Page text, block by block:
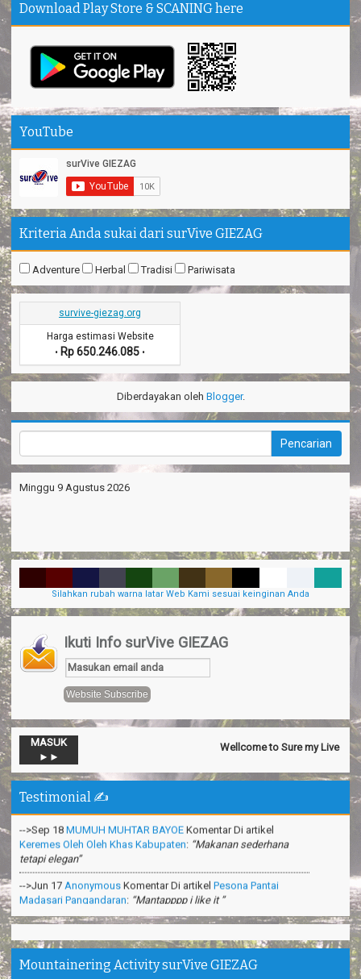
Download Play Store & SCANING here
YouTube
Kriteria Anda sukai dari surVive GIEZAG
Adventure Herbal Tradisi Pariwisata
survive-giezag.org
Harga estimasi Website
• Rp 650.246.085 •
Diberdayakan oleh Blogger.
Minggu 9 Agustus 2026
Silahkan rubah warna latar Web Kami sesuai keinginan Anda
Ikuti Info surVive GIEZAG
MASUK
►►
Wellcome to Sure my Live
Testimonial ✍️
-->Nov 13 Komentar Di artikel Taman
biasa”
Keremes Oleh Oleh Khas Kabupaten :“Makanan sederhana
tetapi elegan”
-->Jun 17Anonymous
Madasari Pangandaran: “Mantapppp i like it ”
-->Mar 31 AnonymousKomentar Di artikelCara Membuat
Shampoo Alami Di Hutan :“Sangat bermanfaat ilmunya”
-->Feb 26AnonymousKomentar Di artikelTeknik Survival
Gurun Pasir:“apa itu survival dipadang pasir?”
Mountainering Activity surVive GIEZAG